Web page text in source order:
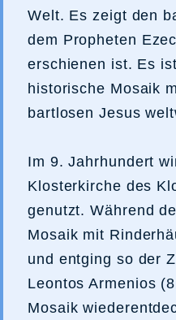
Welt. Es zeigt den
dem Propheten
erschienen ist. Es
historische Mosaik
bartlosen Jesus
Im 9. Jahrhundert
Klosterkirche des
genutzt. Während
Mosaik mit
und entging so der
Leontos Armenios
Mosaik